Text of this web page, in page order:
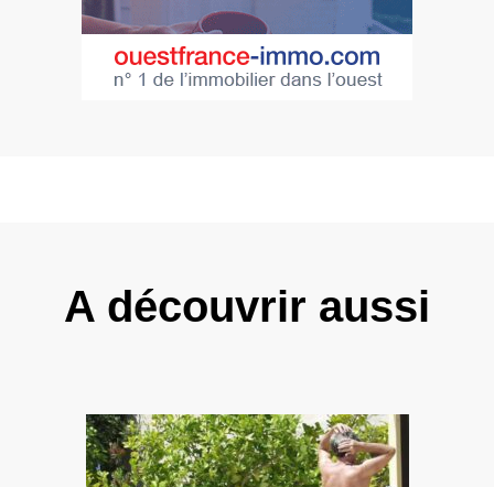
A découvrir aussi